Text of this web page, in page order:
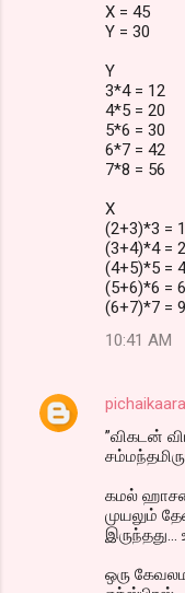
X = 45
Y = 30
Y
3*4 = 12
4*5 = 20
5*6 = 30
6*7 = 42
7*8 = 56
X
(2+3)*3 =
(3+4)*4 =
(4+5)*5 =
(5+6)*6 =
(6+7)*7 =
10:41 AM
”விகடன்
கமல்
முயலும்
இருந்தது...
ஒரு